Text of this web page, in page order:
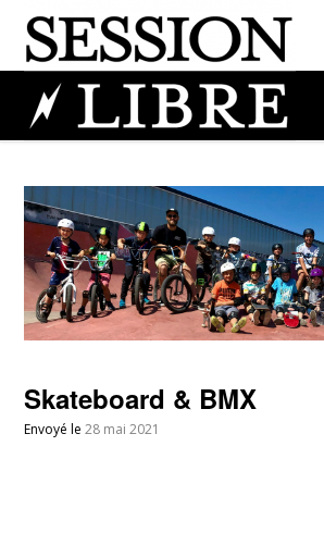
Skateboard & BMX
Envoyé le28 mai 2021